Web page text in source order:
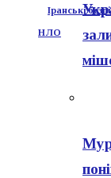
Іранські
НЛО